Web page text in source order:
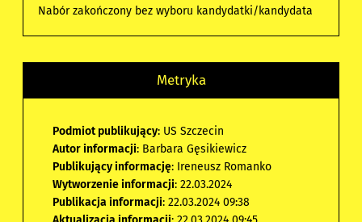
Nabór zakończony bez wyboru kandydatki/kandydata
Metryka
Podmiot publikujący: US Szczecin
Autor informacji: Barbara Gęsikiewicz
Publikujący informację: Ireneusz Romanko
Wytworzenie informacji: 22.03.2024
Publikacja informacji: 22.03.2024 09:38